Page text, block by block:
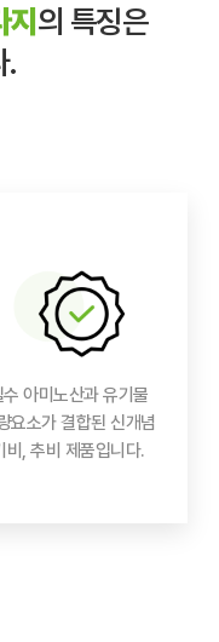
수 아미노산과 유기물
요소가 결합된 신개념
비, 추비 제품입니다.
의 특징은
.